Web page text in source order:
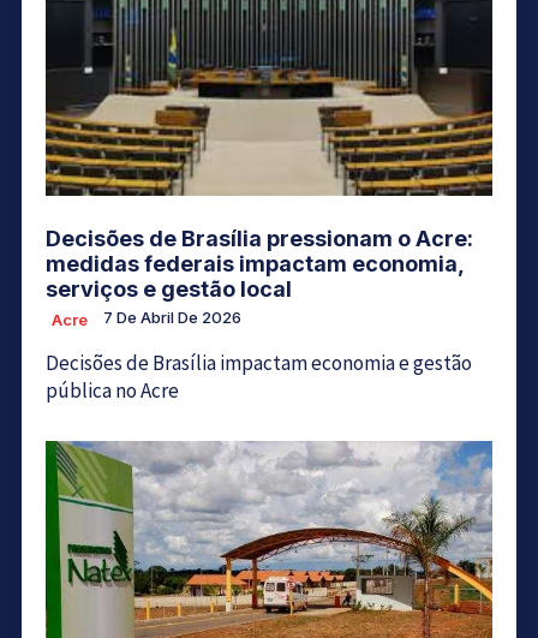
Decisões de Brasília pressionam o Acre:
medidas federais impactam economia,
serviços e gestão local
Acre 7 De Abril De 2026
Decisões de Brasília impactam economia e gestão
pública no Acre